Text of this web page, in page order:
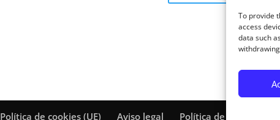
To provide
access
data such
Política de cookies (UE) Aviso legal Política de privacidad